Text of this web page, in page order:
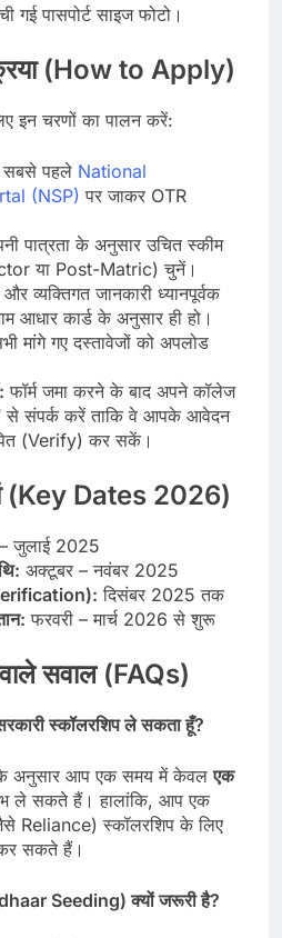
गई पासपोर्ट साइज फोटो।
(How to Apply)
इन चरणों का पालन करें:
सबसे पहले National
(NSP) पर जाकर OTR
पात्रता के अनुसार उचित स्कीम
या Post-Matric) चुनें।
व्यक्तिगत जानकारी ध्यानपूर्वक
आधार कार्ड के अनुसार ही हो।
मांगे गए दस्तावेजों को अपलोड
फॉर्म जमा करने के बाद अपने कॉलेज
से संपर्क करें ताकि वे आपके आवेदन
(Verify) कर सकें।
(Key Dates 2026)
जुलाई 2025
अक्टूबर – नवंबर 2025
दिसंबर 2025 तक
फरवरी – मार्च 2026 से शुरू
सवाल (FAQs)
स्कॉलरशिप ले सकता हूँ?
के अनुसार आप एक समय में केवलएक
ले सकते हैं। हालांकि, आप एक
Reliance) स्कॉलरशिप के लिए
सकते हैं।
Seeding) क्यों जरूरी है?